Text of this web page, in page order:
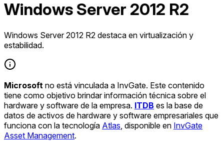
Windows Server 2012 R2
Windows Server 2012 R2 destaca en virtualización y
estabilidad.
Microsoft no está vinculada a InvGate. Este contenido
tiene como objetivo brindar información técnica sobre el
hardware y software de la empresa. ITDB es la base de
datos de activos de hardware y software empresariales que
funciona con la tecnología Atlas , disponible en InvGate
Asset Management.